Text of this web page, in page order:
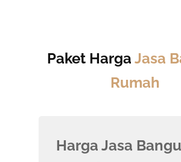
Paket Harga Jasa
Rumah
Harga Jasa